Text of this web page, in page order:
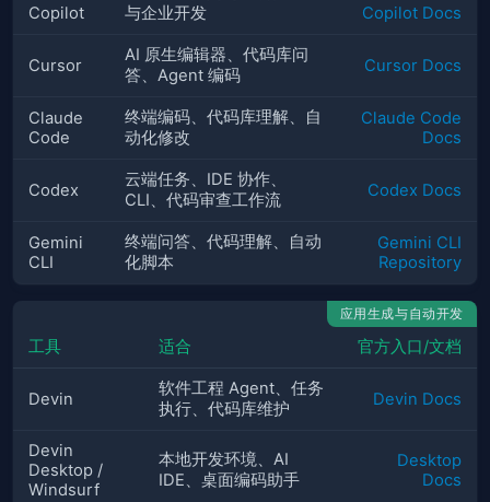
Copilot
与企业开发
Copilot Docs
Cursor
AI 原生编辑器、代码库问
答、Agent 编码
Cursor Docs
Claude
Code
终端编码、代码库理解、自
动化修改
Claude Code
Docs
Codex
云端任务、IDE 协作、
CLI、代码审查工作流
Codex Docs
Gemini
CLI
终端问答、代码理解、自动
化脚本
Gemini CLI
Repository
应用生成与自动开发
工具 适合 官方入口/文档
Devin
软件工程 Agent、任务
执行、代码库维护
Devin Docs
Devin
Desktop /
Windsurf
本地开发环境、AI
IDE、桌面编码助手
Desktop
Docs